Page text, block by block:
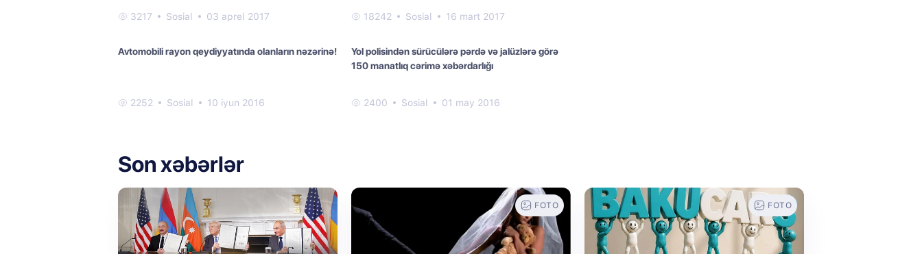
3217 Sosial 03 aprel 2017 18242 Sosial 16 mart 2017
Avtomobili rayon qeydiyyatında olanların nəzərinə!
2252 Sosial 10 iyun 2016
Yol polisindən sürücülərə pərdə və jalüzlərə görə
150 manatlıq cərimə xəbərdarlığı
2400 Sosial 01 may 2016
Son xəbərlər
FOTO FOTO